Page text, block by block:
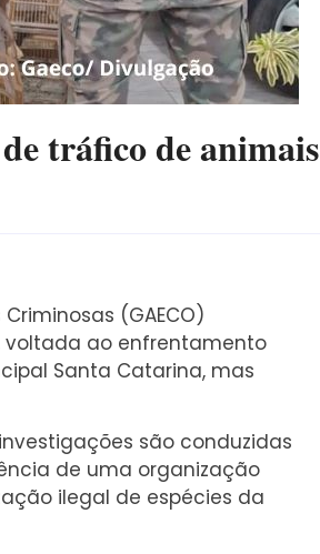
tráfico de animais
(GAECO)
ao enfrentamento
Santa Catarina, mas
são conduzidas
de uma organização
ilegal de espécies da